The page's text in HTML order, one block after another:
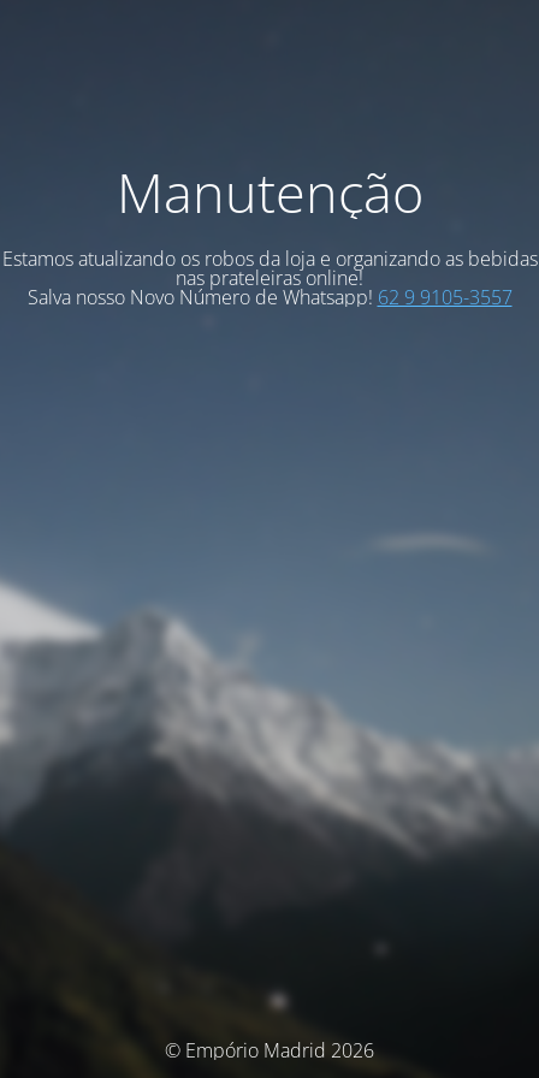
Manutenção
Estamos atualizando os robos da loja e organizando as bebidas
nas prateleiras online!
Salva nosso Novo Número de Whatsapp! 62 9 9105-3557
© Empório Madrid 2026